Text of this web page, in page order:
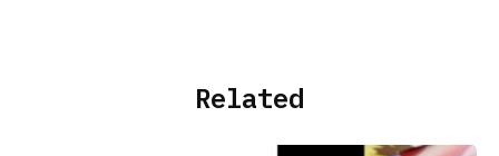
Related